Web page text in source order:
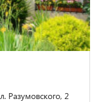
Разумовского, 2